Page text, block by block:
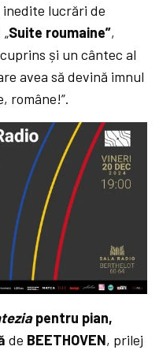
lucrări de
„Suite roumaine”,
și un cântec al
avea să devină imnul
române!”.
pentru pian,
de BEETHOVEN, prilej